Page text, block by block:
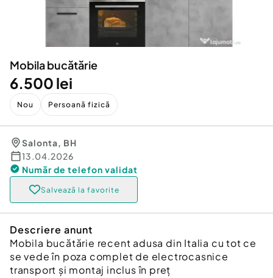
Animale de companie
Afaceri și echipamente profesionale
Inchiriere Bunuri si Vehicule
Utilaje agricole si industriale
Piese auto si accesorii
Mobila bucătărie
6.500 lei
Nou Persoană fizică
Salonta, BH
13.04.2026
Număr de telefon validat
Salvează la favorite
Descriere anunt
Mobila bucătărie recent adusa din Italia cu tot ce
se vede în poza complet de electrocasnice
transport și montaj inclus în preț